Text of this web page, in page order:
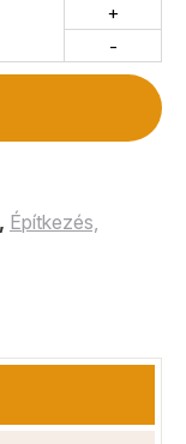
-
+
, Építkezés,